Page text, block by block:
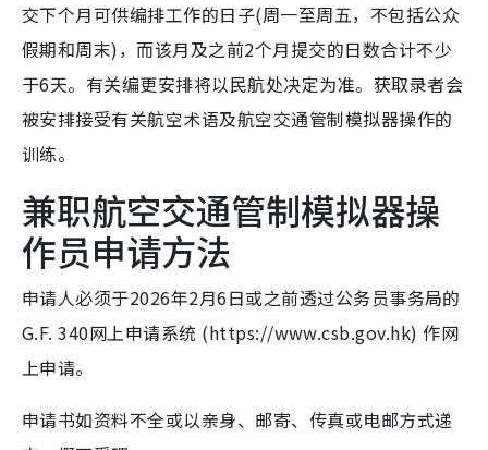
交下个月可供编排工作的日子(周一至周五，不包括公众
假期和周末)，而该月及之前2个月提交的日数合计不少
于6天。有关编更安排将以民航处决定为准。获取录者会
被安排接受有关航空术语及航空交通管制模拟器操作的
训练。
兼职航空交通管制模拟器操
作员申请方法
申请人必须于2026年2月6日或之前透过公务员事务局的
G.F. 340网上申请系统 (https://www.csb.gov.hk) 作网
上申请。
申请书如资料不全或以亲身、邮寄、传真或电邮方式递